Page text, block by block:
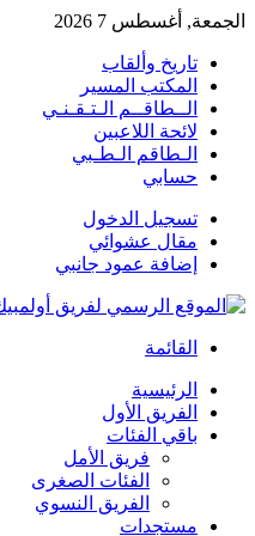
الجمعة, أغسطس 7 2026
تاريخ وألقاب
المكتب المسير
الــطاقــم الـتـقـنـي
لائحة اللاعبين
الـطاقم الـطـبي
حسابي
تسجيل الدخول
مقال عشوائي
إضافة عمود جانبي
القائمة
الرئيسية
الفريق الأول
باقي الفئات
فريق الأمل
الفئات الصغرى
الفريق النسوي
مستجدات